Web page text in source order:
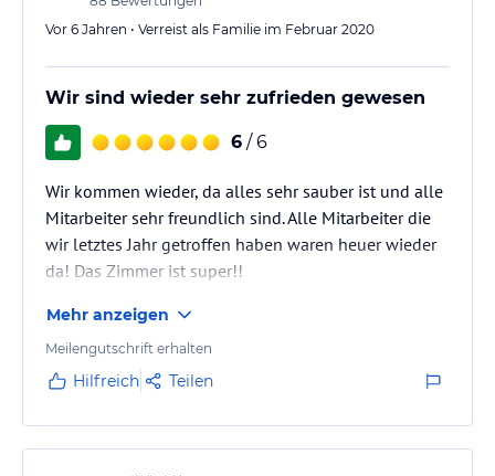
Vor 6 Jahren • Verreist als Familie im Februar 2020
Wir sind wieder sehr zufrieden gewesen
6 / 6
Wir kommen wieder, da alles sehr sauber ist und alle
Mitarbeiter sehr freundlich sind. Alle Mitarbeiter die
wir letztes Jahr getroffen haben waren heuer wieder
da! Das Zimmer ist super!!
Mehr anzeigen
Meilengutschrift erhalten
Hilfreich Teilen